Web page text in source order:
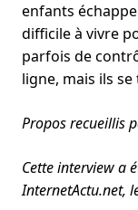
enfants
difficile à vivre
parfois de
ligne, mais ils
Propos recueillis
Cette interview a
InternetActu.net,